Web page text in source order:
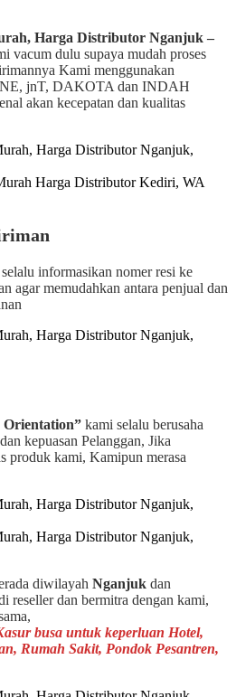
Harga Distributor Nganjuk –
vacum dulu supaya mudah proses
Kami menggunakan
jnT, DAKOTA dan INDAH
akan kecepatan dan kualitas
informasikan nomer resi ke
agar memudahkan antara penjual dan
Orientation” kami selalu berusaha
kepuasan Pelanggan, Jika
produk kami, Kamipun merasa
diwilayah Nganjuk dan
reseller dan bermitra dengan kami,
busa untuk keperluan Hotel,
Rumah Sakit, Pondok Pesantren,